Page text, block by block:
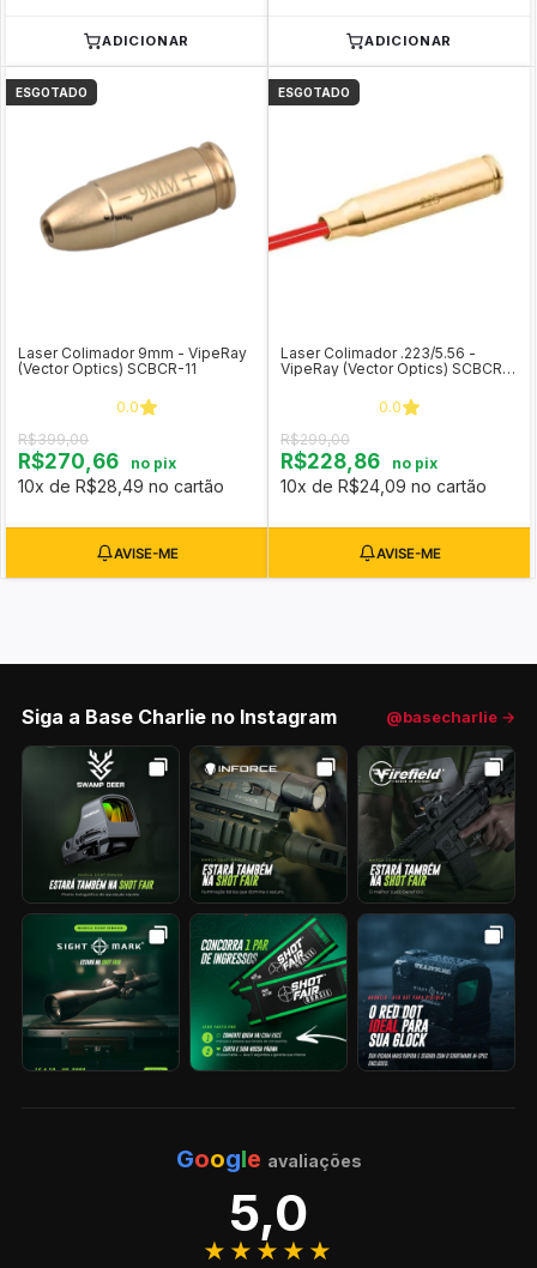
ADICIONAR ADICIONAR
ESGOTADO
Laser Colimador 9mm - VipeRay
(Vector Optics) SCBCR-11
0.0
R$399,00
R$270,66 no pix
10x de R$28,49 no cartão
ESGOTADO
Laser Colimador .223/5.56 -
VipeRay (Vector Optics) SCBCR-
0.0
R$299,00
R$228,86 no pix
10x de R$24,09 no cartão
Siga a Base Charlie no Instagram @basecharlie →
Google avaliações
5,0
★★★★★